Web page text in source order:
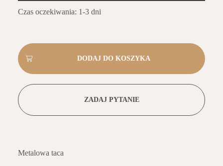
Czas oczekiwania: 1-3 dni
ZADAJ PYTANIE
Metalowa taca